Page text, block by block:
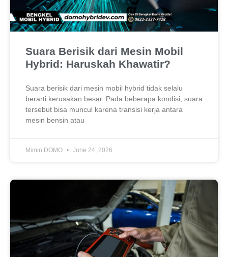
Suara Berisik dari Mesin Mobil
Hybrid: Haruskah Khawatir?
Suara berisik dari mesin mobil hybrid tidak selalu
berarti kerusakan besar. Pada beberapa kondisi, suara
tersebut bisa muncul karena transisi kerja antara
mesin bensin atau
Mimin DOMO June 24, 2026